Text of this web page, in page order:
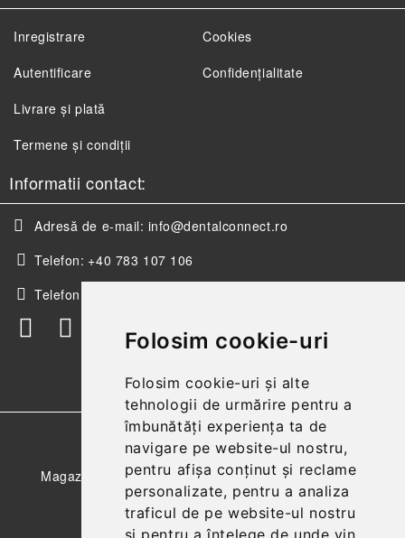
Folosim cookie-uri
Folosim cookie-uri și alte
tehnologii de urmărire pentru a
îmbunătăți experiența ta de
navigare pe website-ul nostru,
pentru afișa conținut și reclame
personalizate, pentru a analiza
traficul de pe website-ul nostru
și pentru a înțelege de unde vin
Inregistrare
Autentificare
Livrare și plată
Termene și condiții
Cookies
Confidențialitate
Informatii contact:
Adresă de e-mail: info@dentalconnect.ro
Telefon: +40 783 107 106
Telefon:
Magazinul nostru respecta 100% prevederile GDPR.
Citeste politica de confidentialitate